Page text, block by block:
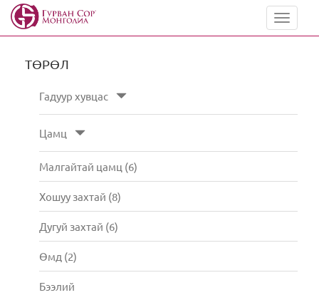
Toggle
ТӨРӨЛ
Гадуур хувцас
Цамц
Малгайтай цамц (6)
Хошуу захтай (8)
Дугуй захтай (6)
Өмд (2)
Бээлий